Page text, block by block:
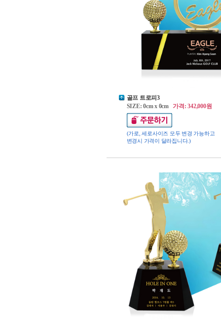
골프 트로피3
SIZE: 0cm x 0cm가격: 342,000원
(가로, 세로사이즈 모두 변경 가능하고
변경시 가격이 달라집니다.)